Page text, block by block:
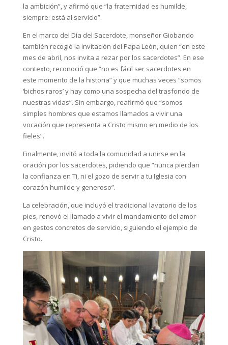
la ambición”, y afirmó que “la fraternidad es humilde,
siempre: está al servicio”.
En el marco del Día del Sacerdote, monseñor Giobando
también recogió la invitación del Papa León, quien “en este
mes de abril, nos invita a rezar por los sacerdotes”. En ese
contexto, reconoció que “no es fácil ser sacerdotes en
este momento de la historia” y que muchas veces “somos
‘bichos raros’ y hay como una sospecha del trasfondo de
nuestras vidas”. Sin embargo, reafirmó que “somos
simples hombres que estamos llamados a vivir una
vocación que representa a Cristo mismo en medio de los
fieles”.
Finalmente, invitó a toda la comunidad a unirse en la
oración por los sacerdotes, pidiendo que “nunca pierdan
la confianza en Ti, ni el gozo de servir a tu Iglesia con
corazón humilde y generoso”.
La celebración, que incluyó el tradicional lavatorio de los
pies, renovó el llamado a vivir el mandamiento del amor
en gestos concretos de servicio, siguiendo el ejemplo de
Cristo.